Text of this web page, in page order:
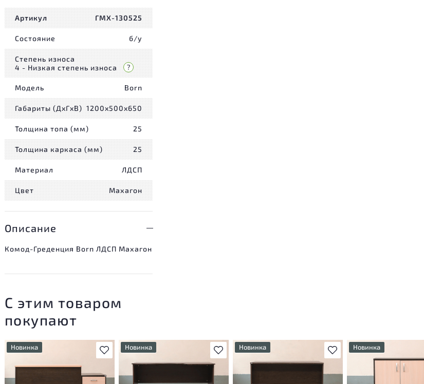
Артикул ГМХ-130525
Состояние б/у
Степень износа
4 - Низкая степень износа
Модель Born
Габариты (ДxГxВ) 1200x500x650
Толщина топа (мм) 25
Толщина каркаса (мм) 25
Материал ЛДСП
Цвет Махагон
Описание
Комод-Греденция Born ЛДСП Махагон
С этим товаром
покупают
В избранное
Новинка
незначительные следы
эксплуатации, не влияющие
В избранное
Новинка
У товара присутствуют
незначительные следы
эксплуатации, не влияющие
В избранное
Новинка
У товара присутствуют
эксплуатации, не влияющие
Новинка
У товара присутствуют
незначительные следы
эксплуатации, не